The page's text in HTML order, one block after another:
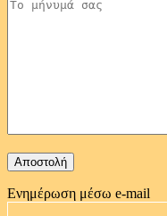
Ενημέρωση μέσω e-mail